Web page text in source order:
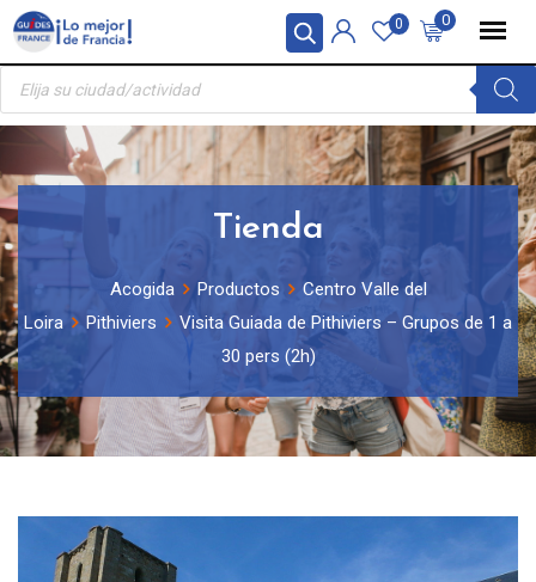
Panel de gestión de cookies
Skip
content
0
0
Búsqueda
productos
Tienda
Acogida Productos
Centro Valle del
Loira
Pithiviers
Visita Guiada de Pithiviers – Grupos de 1 a
30 pers (2h)